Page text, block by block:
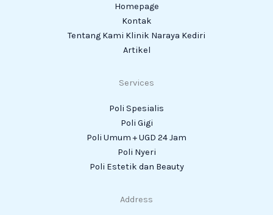
Homepage
Kontak
Tentang Kami Klinik Naraya Kediri
Artikel
Services
Poli Spesialis
Poli Gigi
Poli Umum + UGD 24 Jam
Poli Nyeri
Poli Estetik dan Beauty
Address